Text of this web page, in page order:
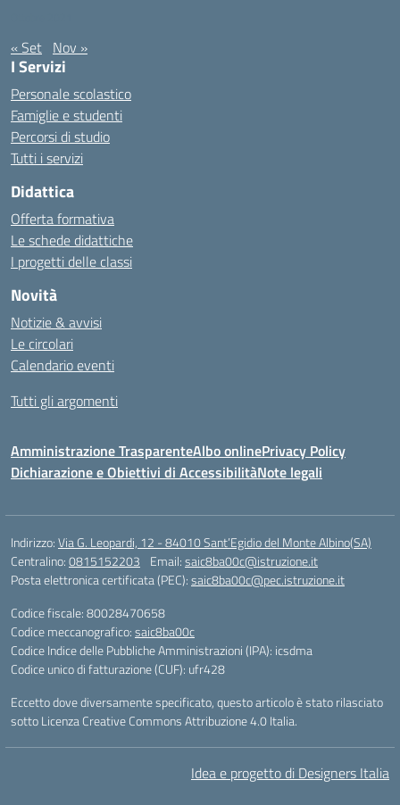
« Set Nov »
I Servizi
Personale scolastico
Famiglie e studenti
Percorsi di studio
Tutti i servizi
Didattica
Offerta formativa
Le schede didattiche
I progetti delle classi
Novità
Notizie & avvisi
Le circolari
Calendario eventi
Tutti gli argomenti
Amministrazione TrasparenteAlbo onlinePrivacy Policy
Dichiarazione e Obiettivi di AccessibilitàNote legali
Indirizzo:Via G. Leopardi, 12 - 84010 Sant’Egidio del Monte Albino(SA)
Centralino:0815152203 Email:saic8ba00c@istruzione.it
Posta elettronica certificata (PEC):saic8ba00c@pec.istruzione.it
Codice fiscale: 80028470658
Codice meccanografico:saic8ba00c
Codice Indice delle Pubbliche Amministrazioni (IPA): icsdma
Codice unico di fatturazione (CUF): ufr428
Eccetto dove diversamente specificato, questo articolo è stato rilasciato
sotto Licenza Creative Commons Attribuzione 4.0 Italia.
Idea e progetto di Designers Italia